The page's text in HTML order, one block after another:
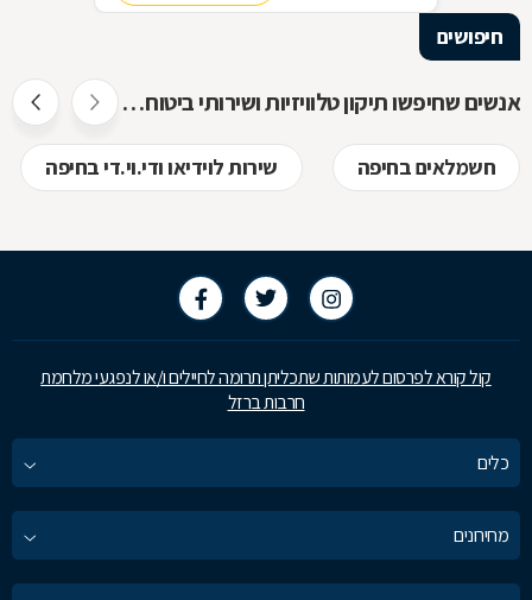
חיפושים
אנשים שחיפשו תיקון טלוויזיות ושירותי ביטוח חיפשו גם
חשמלאים בחיפה שירות לוידיאו ודי.וי.די בחיפה
קול קורא לפרסום לעמותות שתכליתן תרומה לחיילים ו/או לנפגעי מלחמת
חרבות ברזל
כלים
מחירונים